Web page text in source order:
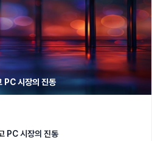
PC 시장의 진동
PC 시장의 진동